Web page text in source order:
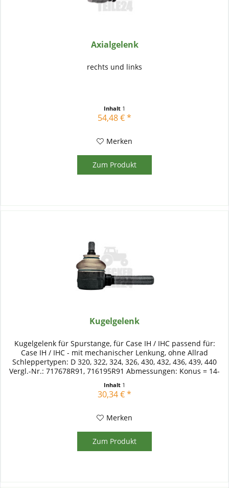
Axialgelenk
rechts und links
Inhalt 1
54,48 € *
Merken
Zum Produkt
Kugelgelenk
Kugelgelenk für Spurstange, für Case IH / IHC passend für:
Case IH / IHC - mit mechanischer Lenkung, ohne Allrad
Schleppertypen: D 320, 322, 324, 326, 430, 432, 436, 439, 440
Vergl.-Nr.: 717678R91, 716195R91 Abmessungen: Konus = 14-
Inhalt 1
30,34 € *
Merken
Zum Produkt